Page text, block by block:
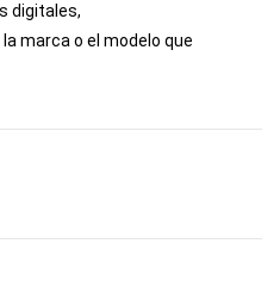
digitales,
marca o el modelo que